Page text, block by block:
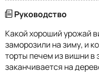
Руководство
Какой хороший урожай
заморозили на зиму, и
торты печем из вишни в
заканчивается на